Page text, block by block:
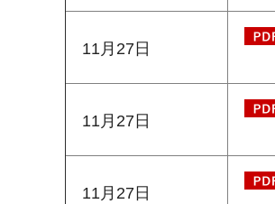
11月27日
11月27日
11月27日